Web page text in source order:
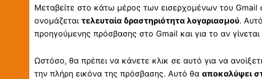
Μεταβείτε στο κάτω μέρος των εισερχομένων του Gmail
ονομάζεται τελευταία δραστηριότητα λογαριασμού.
προηγούμενης πρόσβασης στο Gmail και για το αν
Ωστόσο, θα πρέπει να κάνετε κλικ σε αυτό για να
την πλήρη εικόνα της πρόσβασης. Αυτό θα αποκαλύψει